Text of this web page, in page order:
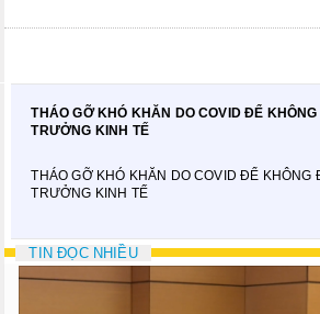
Phiên họp thứ 35
Phiên họp thứ 38
Phiên họp thứ 42
THÁO GỠ KHÓ KHĂN DO COVID ĐỂ
TRƯỞNG KINH TẾ
THÁO GỠ KHÓ KHĂN DO COVID ĐỂ KHÔNG
TRƯỞNG KINH TẾ
TIN ĐỌC NHIỀU